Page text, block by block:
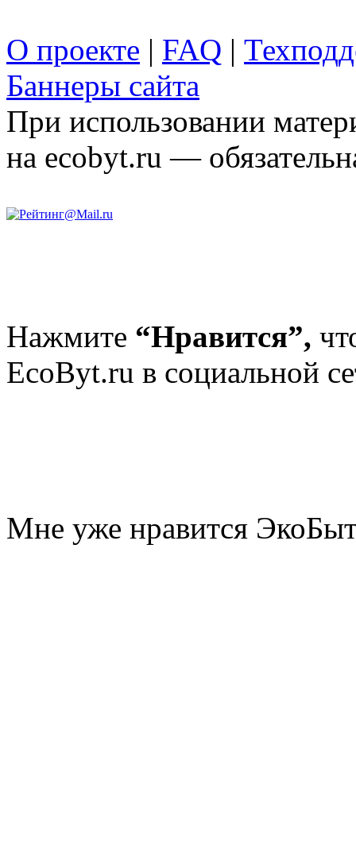
О проекте | FAQ |
Баннеры сайта
При использовании
на ecobyt.ru —
Нажмите “Нравится”,
EcoByt.ru в социальной
Мне уже нравится